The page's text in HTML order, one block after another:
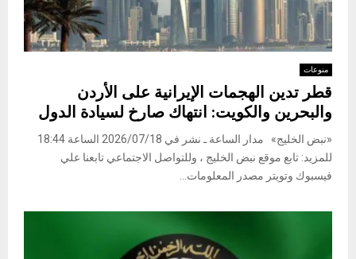
منوعات
قطر تدين الهجمات الإيرانية على الأردن
والبحرين والكويت: انتهاك صارخ لسيادة الدول
«نبض الخليج» مدار الساعة ـ نشر في 2026/07/18 الساعة 18:44
للمزيد: تابع موقع نبض الخليج ، وللتواصل الاجتماعي تابعنا علي
فيسبوك وتويتر مصدر المعلومات...